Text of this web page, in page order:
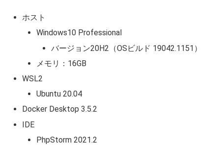
ホスト
Windows10 Professional
バージョン20H2（OSビルド 19042.1151）
メモリ：16GB
WSL2
Ubuntu 20.04
Docker Desktop 3.5.2
IDE
PhpStorm 2021.2